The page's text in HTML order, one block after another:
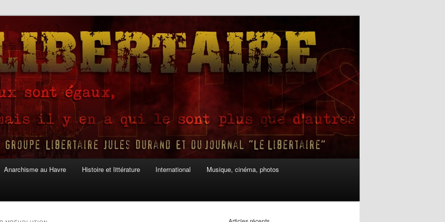
Anarchisme au Havre Histoire et littérature International Musique, cinéma, photos